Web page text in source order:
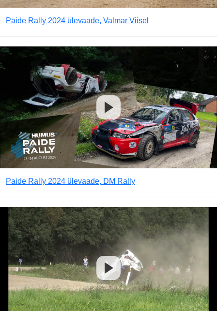
Paide Rally 2024 ülevaade, Valmar Viisel
Paide Rally 2024 ülevaade, DM Rally